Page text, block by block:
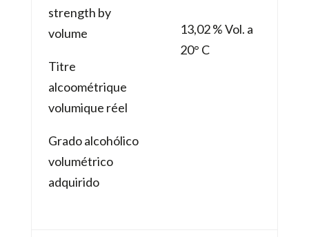
strength by
volume
Titre
alcoométrique
volumique réel
Grado alcohólico
volumétrico
adquirido
13,02 % Vol. a
20° C